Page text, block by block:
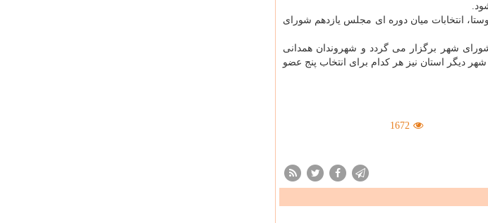
انتخابات میان دوره ای مجلس یازدهم شورای
دوره شوراهای اسلامی در ۳۲ شهر استان همدان برای انتخاب ۱۷۴ عضو شورای شهر برگزار می گردد و شهروندان همدانی
برای انتخاب ۱۱ عضو شورا، در چهار شهر دیگر استان هرکدام برای انتخاب هفت عضو و در ۲۷ شهر دیگر استان نیز هر کدام برای انتخاب پنج عضو
1672